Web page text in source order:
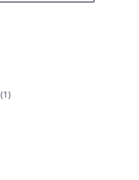
(1)